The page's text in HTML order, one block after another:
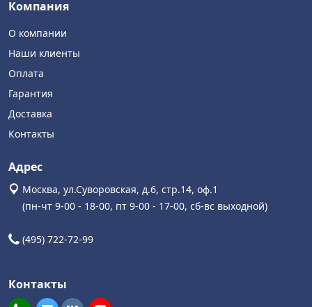
Компания
О компании
Наши клиенты
Оплата
Гарантия
Доставка
Контакты
Адрес
Москва, ул.Суворовская, д.6, стр.14, оф.1
(пн-чт 9-00 - 18-00, пт 9-00 - 17-00, сб-вс выходной)
(495) 722-72-99
Контакты